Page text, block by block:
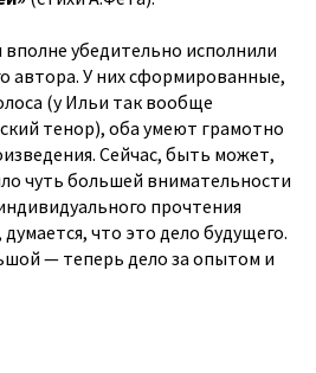
убедительно исполнили
автора. У них сформированные,
(у Ильи так вообще
тенор), оба умеют грамотно
Сейчас, быть может,
чуть большей внимательности
прочтения
что это дело будущего.
— теперь дело за опытом и